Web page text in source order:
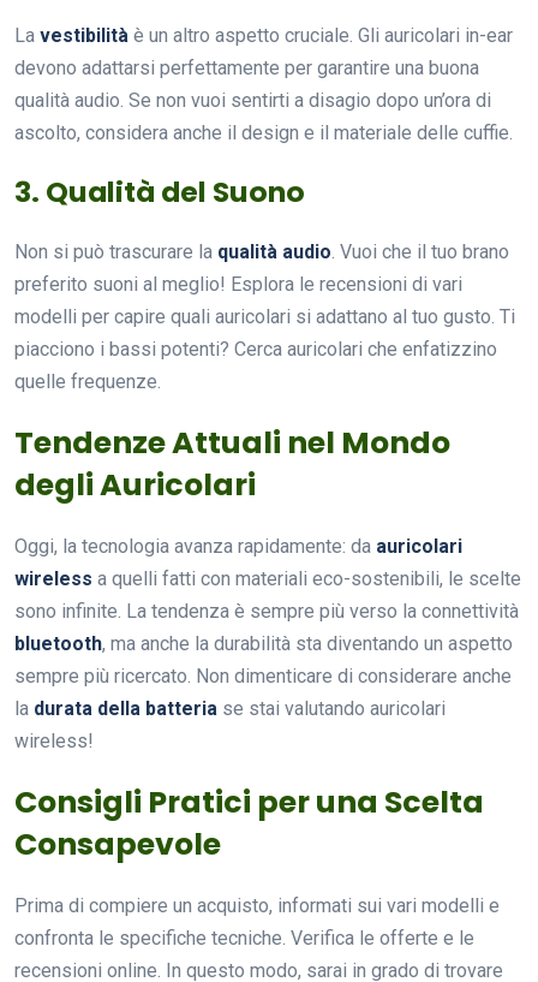
La vestibilità è un altro aspetto cruciale. Gli auricolari in-ear
devono adattarsi perfettamente per garantire una buona
qualità audio. Se non vuoi sentirti a disagio dopo un’ora di
ascolto, considera anche il design e il materiale delle cuffie.
3. Qualità del Suono
Non si può trascurare la qualità audio. Vuoi che il tuo brano
preferito suoni al meglio! Esplora le recensioni di vari
modelli per capire quali auricolari si adattano al tuo gusto. Ti
piacciono i bassi potenti? Cerca auricolari che enfatizzino
quelle frequenze.
Tendenze Attuali nel Mondo
degli Auricolari
Oggi, la tecnologia avanza rapidamente: da auricolari
wireless a quelli fatti con materiali eco-sostenibili, le scelte
sono infinite. La tendenza è sempre più verso la connettività
bluetooth, ma anche la durabilità sta diventando un aspetto
sempre più ricercato. Non dimenticare di considerare anche
la durata della batteria se stai valutando auricolari
wireless!
Consigli Pratici per una Scelta
Consapevole
Prima di compiere un acquisto, informati sui vari modelli e
confronta le specifiche tecniche. Verifica le offerte e le
recensioni online. In questo modo, sarai in grado di trovare